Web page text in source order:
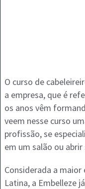
O curso de
a empresa, que é
os anos vêm
veem nesse curso
profissão, se
em um salão ou
Considerada a maior
Latina, a Embelleze